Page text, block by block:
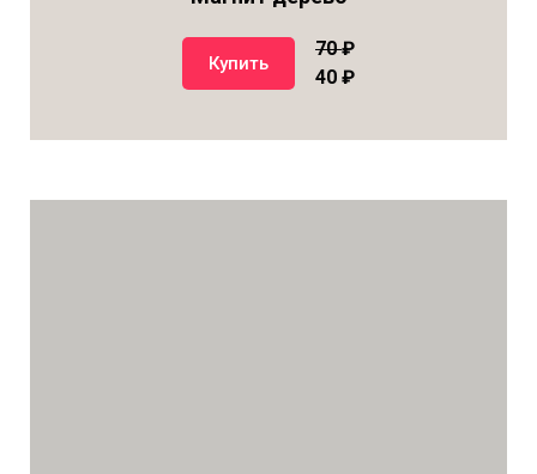
Купить
70₽
40 ₽